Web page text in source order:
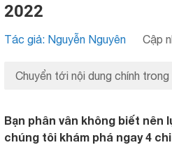
2022
Tác giả: Nguyễn Nguyên Cập
Chuyển tới nội dung chính trong
Bạn phân vân không biết
chúng tôi khám phá ngay 4